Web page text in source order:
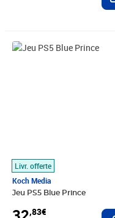
Livr. offerte
Koch Media
Jeu PS5 Blue Prince
,83€
Prix 32,83€